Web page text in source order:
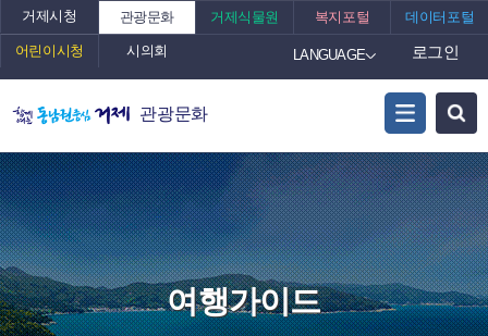
거제시청 관광문화 거제식물원 복지포털 데이터포털
어린이시청 시의회 LANGUAGE 로그인
관광문화
여행가이드